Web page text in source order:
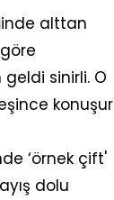
alttan
geldi sinirli. O
konuşur
‘örnek çift'
dolu